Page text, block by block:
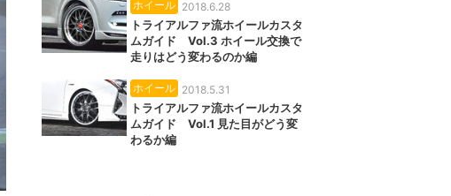
ホイール 2018.6.28
トライアルファ流ホイールカスタ
ムガイド Vol.3 ホイール交換で
走りはどう変わるのか編
ホイール 2018.5.31
トライアルファ流ホイールカスタ
ムガイド Vol.1 見た目がどう変
わるか編